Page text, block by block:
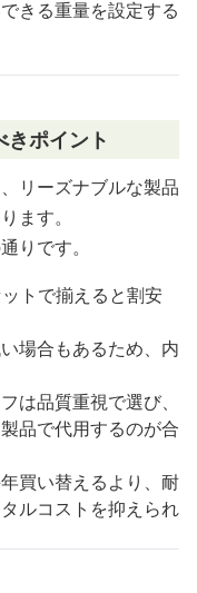
きる重量を設定する
きポイント
リーズナブルな製品
ます。
りです。
ットで揃えると割安
場合もあるため、内
は品質重視で選び、
品で代用するのが合
買い替えるより、耐
ルコストを抑えられ